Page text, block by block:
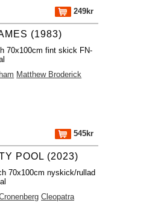
249kr
(1983)
70x100cm fint skick FN-
Matthew Broderick
545kr
POOL (2023)
70x100cm nyskick/rullad
Cleopatra